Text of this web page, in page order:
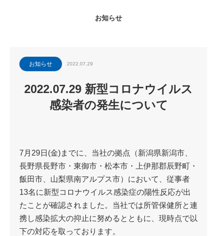
お知らせ
お知らせ 2022.07.29
2022.07.29 新型コロナウイルス
感染者の発生について
7月29日(金)までに、当社の拠点（新潟県新潟市、
長野県長野市・東御市・松本市・上伊那郡辰野町・
飯田市、山梨県南アルプス市）において、従事者
13名に新型コロナウイルス感染症の陽性反応が出
たことが確認されました。当社では所管保健所と連
携し感染拡大の抑止に努めるとともに、現時点で以
下の対応を取っております。